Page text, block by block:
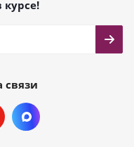
курсе!
связи